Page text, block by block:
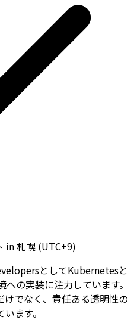
in札幌 (UTC+9)
としてKubernetesと
の実装に注力しています。
でなく、責任ある透明性の
ます。